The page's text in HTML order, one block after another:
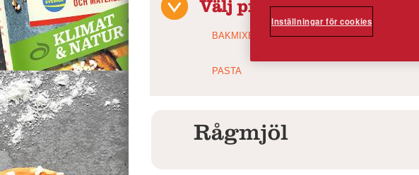
Välj produktkategori
BAKMIXER
PASTA
Rågmjöl
Inställningar för cookies